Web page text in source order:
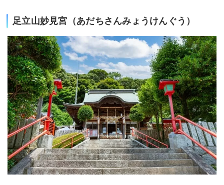
足立山妙見宮（あだちさんみょうけんぐう）